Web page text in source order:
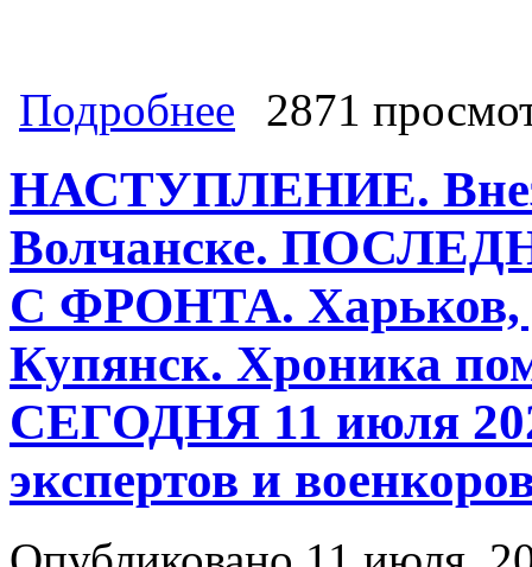
Подробнее о В НАСТУПЛЕНИЕ вновь под
НОВОСТИ С ФРОНТА. Донбасс,
СЕГОДНЯ 15 июля 2024 Сводки,
2871
НАСТУПЛЕНИЕ.
Волчанске.
С ФРОНТА. Харьков,
Купянск. Хроника
СЕГОДНЯ 11 июля
экспертов и